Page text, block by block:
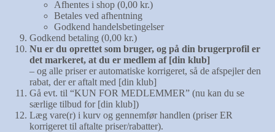
Afhentes i shop (0,00 kr.)
Betales ved afhentning
Godkend handelsbetingelser
Godkend betaling (0,00 kr.)
Nu er du oprettet som bruger, og på din brugerprofil er
det markeret, at du er medlem af [din klub]
– og alle priser er automatiske korrigeret, så de afspejler den
rabat, der er aftalt med [din klub]
Gå evt. til “KUN FOR MEDLEMMER” (nu kan du se
særlige tilbud for [din klub])
Læg vare(r) i kurv og gennemfør handlen (priser ER
korrigeret til aftalte priser/rabatter).